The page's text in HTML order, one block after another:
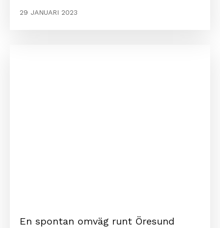
29 JANUARI 2023
En spontan omväg runt Öresund